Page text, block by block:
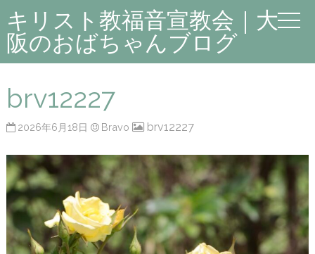
キリスト教福音宣教会｜大
阪のおばちゃんブログ
brv12227
2026年6月18日 Bravo brv12227